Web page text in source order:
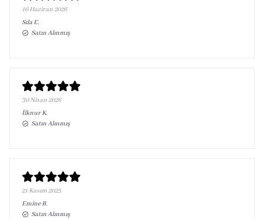
16 Haziran 2026
SılaE.
Satın Alınmış
30 Nisan 2026
İlknurK.
Satın Alınmış
21 Kasım 2025
EmineB.
Satın Alınmış